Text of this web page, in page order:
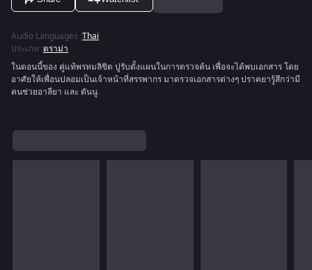
Audio Languages :Thai
ประเภท :ดราม่า
ในตอนนี้ของ คู่แท้พรหมลิขิต ปูรับตั้งแผนในการตรวจค้น เพื่อจะได้พบเอกสาร โดย
อาศัยให้เพื่อนปลอมเป็นเจ้าหน้าที่สรรพากร มาตรวจเอกสารต่างๆ ปราคยารู้สึกว่ามี
คนช่วยอาลียา และ ตันนู